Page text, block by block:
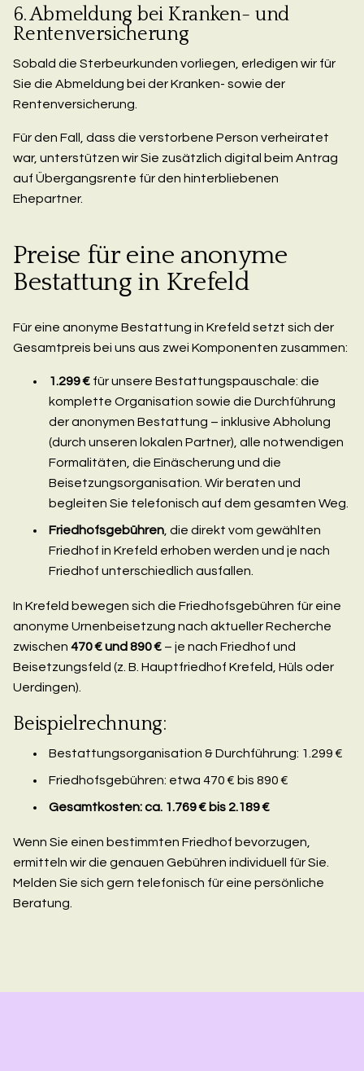
6. Abmeldung bei Kranken- und
Rentenversicherung
Sobald die Sterbeurkunden vorliegen, erledigen wir für
Sie die Abmeldung bei der Kranken- sowie der
Rentenversicherung.
Für den Fall, dass die verstorbene Person verheiratet
war, unterstützen wir Sie zusätzlich digital beim Antrag
auf Übergangsrente für den hinterbliebenen
Ehepartner.
Preise für eine anonyme
Bestattung in Krefeld
Für eine anonyme Bestattung in Krefeld setzt sich der
Gesamtpreis bei uns aus zwei Komponenten zusammen:
1.299 € für unsere Bestattungspauschale: die
komplette Organisation sowie die Durchführung
der anonymen Bestattung – inklusive Abholung
(durch unseren lokalen Partner), alle notwendigen
Formalitäten, die Einäscherung und die
Beisetzungsorganisation. Wir beraten und
begleiten Sie telefonisch auf dem gesamten Weg.
Friedhofsgebühren , die direkt vom gewählten
Friedhof in Krefeld erhoben werden und je nach
Friedhof unterschiedlich ausfallen.
In Krefeld bewegen sich die Friedhofsgebühren für eine
anonyme Urnenbeisetzung nach aktueller Recherche
zwischen 470 € und 890 € – je nach Friedhof und
Beisetzungsfeld (z. B. Hauptfriedhof Krefeld, Hüls oder
Uerdingen).
Beispielrechnung:
Bestattungsorganisation & Durchführung: 1.299 €
Friedhofsgebühren: etwa 470 € bis 890 €
Gesamtkosten: ca. 1.769 € bis 2.189 €
Wenn Sie einen bestimmten Friedhof bevorzugen,
ermitteln wir die genauen Gebühren individuell für Sie.
Melden Sie sich gern telefonisch für eine persönliche
Beratung.